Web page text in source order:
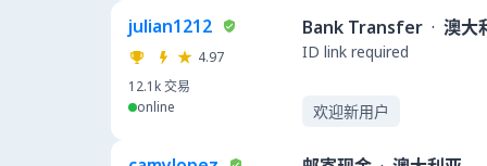
julian1212
4.97
12.1k交易
online
Bank Transfer · 澳大
ID link required
欢迎新用户